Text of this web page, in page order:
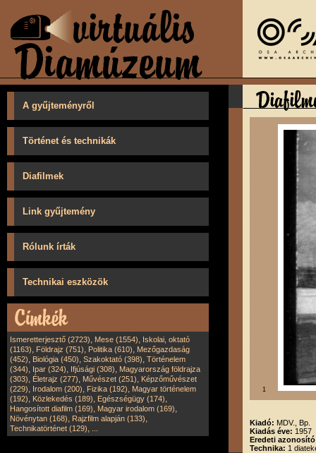
A gyűjteményről
Történet és technikák
Diafilmek
Link gyűjtemény
Rólunk írták
Technikai eszközök
Ismeretterjesztő (2723), Mese (1554), Iskolai, oktató
(1163), Földrajz (751), Politika (610), Mezőgazdaság
(452), Biológia (450), Szakoktató (398), Történelem
(344), Ipar (324), Ifjúsági (308), Magyarország földrajza
(303), Életrajz (277), Művészet (251), Képzőművészet
(229), Irodalom (200), Fizika (192), Magyar történelem
(192), Közlekedés (189), Egészségügy (174),
Hangosított diafilm (169), Magyar irodalom (169),
Növénytan (168), Rajzfilm alapján (133),
Technikatörténet (129),
1
Kiadó: MDV., Bp.
Kiadás éve: 1957
Eredeti
Technika: 1